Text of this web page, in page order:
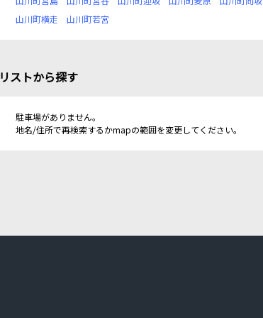
山川町横走
山川町若宮
リストから探す
駐車場がありません。
地名/住所で再検索するかmapの範囲を変更してください。